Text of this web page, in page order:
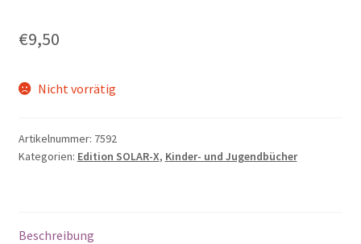
€9,50
Nicht vorrätig
Artikelnummer: 7592
Kategorien: Edition SOLAR-X, Kinder- und Jugendbücher
Beschreibung